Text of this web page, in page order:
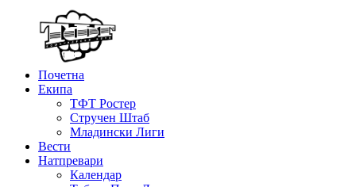
Почетна
Екипа
ТФТ Ростер
Стручен Штаб
Младински Лиги
Вести
Натпревари
Календар